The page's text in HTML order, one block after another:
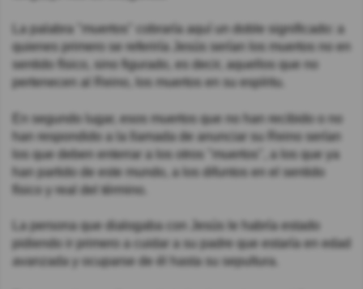
La palabra "muertos" cobraría aquí un doble significado: a
quienes primero se referiría Jesús serían los muertos no en
sentido físico, sino figurado, es decir, aquellos que no
pertenecen al Reino, los muertos en su espíritu.
En segundo lugar, esos muertos que no han recibido o no
han respondido a la llamada de anunciar su Reino serían
los que deben enterrar a los otros "muertos", a los que ya
han partido de este mundo, a los difuntos en el sentido
físico y real del término.
La persona que dialogaba con Jesús le habría estado
pidiendo ir primero a cuidar a su padre que estaría en edad
avanzada y ocuparse de él hasta su sepultura.